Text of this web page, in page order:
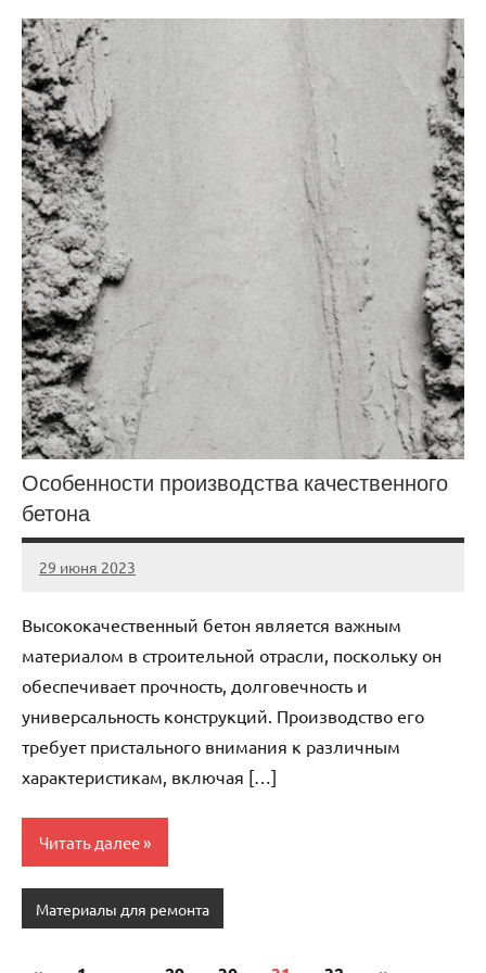
Особенности производства качественного
бетона
29 июня 2023
Avtor
Нет
Высококачественный бетон является важным
материалом в строительной отрасли, поскольку он
обеспечивает прочность, долговечность и
универсальность конструкций. Производство его
требует пристального внимания к различным
характеристикам, включая […]
Читать далее
Материалы для ремонта